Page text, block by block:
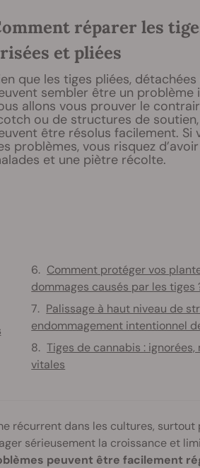
réparer les
et pliées
que les tiges pliées,
sembler être un problème
allons vous prouver le
ou de structures de
être résolus facilement. Si
problèmes, vous risquez
et une piètre récolte.
Comment protéger vos
dommages causés par les tiges
Palissage à haut niveau de
endommagement intentionnel
Tiges de cannabis :
vitales
récurrent dans les cultures, surtout
sérieusement la croissance et
peuvent être facilement